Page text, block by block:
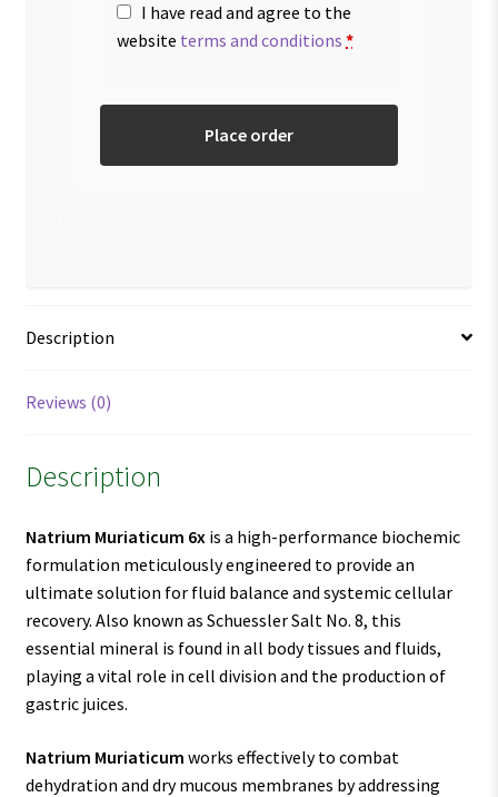
I have read and agree to the
website terms and conditions *
Place order
Description
Reviews (0)
Description
Natrium Muriaticum 6xis a high-performance biochemic
formulation meticulously engineered to provide an
ultimate solution for fluid balance and systemic cellular
recovery. Also known as Schuessler Salt No. 8, this
essential mineral is found in all body tissues and fluids,
playing a vital role in cell division and the production of
gastric juices.
Natrium Muriaticum works effectively to combat
dehydration and dry mucous membranes by addressing